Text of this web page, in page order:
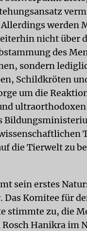
Allerdings werden
nicht über
des
sondern
Schildkröten
um die
ultraorthodoxen
die Tierwelt zu
sein erstes
Das Komitee für
stimmte zu, die
Rosch Hanikra im